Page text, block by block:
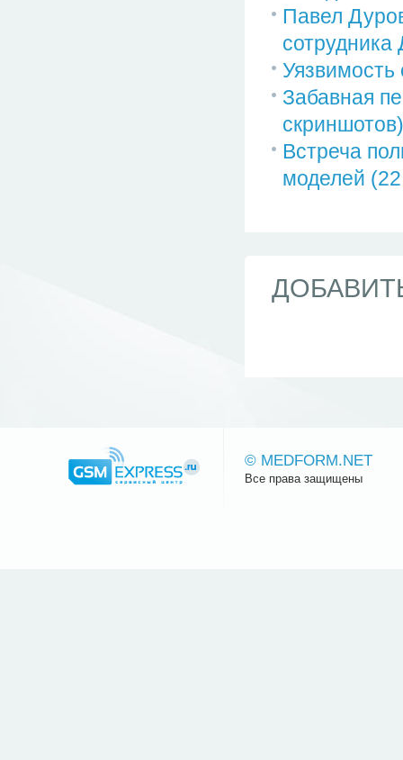
Павел
Уязвимость
Забавная
скриншотов)
Встреча
моделей
© MEDFORM.NET
Все права защищены